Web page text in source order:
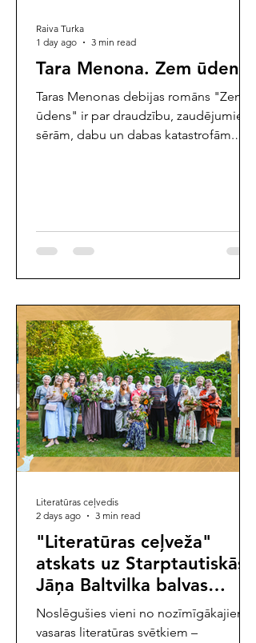
Tara Menona. Zem ūdens
Taras Menonas debijas romāns "Zem
ūdens" ir par draudzību, zaudējumiem,
sērām, dabu un dabas katastrofām.
Indijas okeānā, bet 2012. gadā Ņujorkai
tuvojās viesuļvētra "Sendija". Galvenā
draudzeni, un arī pieaugušā vecumā
viņu joprojām vajā atmiņas par pagātn
Raiva Turka
1 day ago
3 min read
"Literatūras ceļveža"
atskats uz Starptautiskās
Jāņa Baltvilka balvas
svētkiem
Noslēgušies vieni no nozīmīgākajiem
vasaras literatūras svētkiem –
Literatūras ceļvedis
2 days ago
3 min read